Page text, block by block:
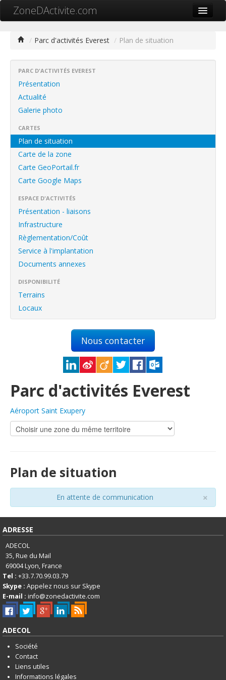
ZoneDActivite.com
Cartographie ZA
Référencer ma zone
Contact
Mon ZA.com
中文
English
Français
Connexion
/ Parc d'activités Everest / Plan de situation
PARC D'ACTIVITÉS EVEREST
Présentation
Actualité
Galerie photo
CARTES
Plan de situation
Carte de la zone
Carte GeoPortail.fr
Carte Google Maps
ESPACE D'ACTIVITÉS
Présentation - liaisons
Infrastructure
Règlementation/Coût
Service à l'implantation
Documents annexes
DISPONIBILITÉ
Terrains
Locaux
Nous contacter
Parc d'activités Everest
Aéroport Saint Exupery
Plan de situation
×
En attente de communication
ADRESSE
ADECOL
35, Rue du Mail
69004Lyon, France
Tel : +33.7.70.99.03.79
Skype : Appelez nous sur Skype
E-mail : info@zonedactivite.com
ADECOL
Société
Contact
Liens utiles
Informations légales